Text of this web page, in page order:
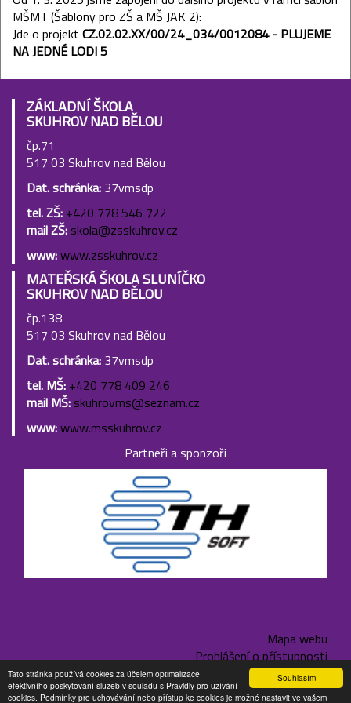
Souhlasím
Tato stránka používá cookies za účelem optimalizace
efektivního poskytování služeb v souladu s Pravidly pro užívání
cookies. Podmínky pro uchovávání nebo přístup ke cookies je možné nastavit ve vašem
MŠMT (Šablony pro ZŠ a MŠ JAK 2):
Jde o projekt CZ.02.02.XX/00/24_034/0012084- PLUJEME
NA JEDNÉ LODI 5
ZÁKLADNÍ ŠKOLA
SKUHROV NAD BĚLOU
čp.71
517 03 Skuhrov nad Bělou
Dat. schránka: 37vmsdp
tel. ZŠ: +420 778 546 722
mail ZŠ: skola@zsskuhrov.cz
www:www.zsskuhrov.cz
MATEŘSKÁ ŠKOLA SLUNÍČKO
SKUHROV NAD BĚLOU
čp.138
517 03 Skuhrov nad Bělou
Dat. schránka: 37vmsdp
tel. MŠ: +420 778 409 246
mail MŠ: skuhrovms@seznam.cz
www:www.msskuhrov.cz
Partneři a sponzoři
Mapa webu
Prohlášení o přístupnosti
Copyright © www.zsskuhrov.cz, created by TH SOFT.